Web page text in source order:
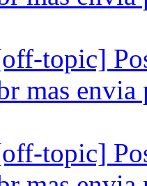
topic]
mas
topic]